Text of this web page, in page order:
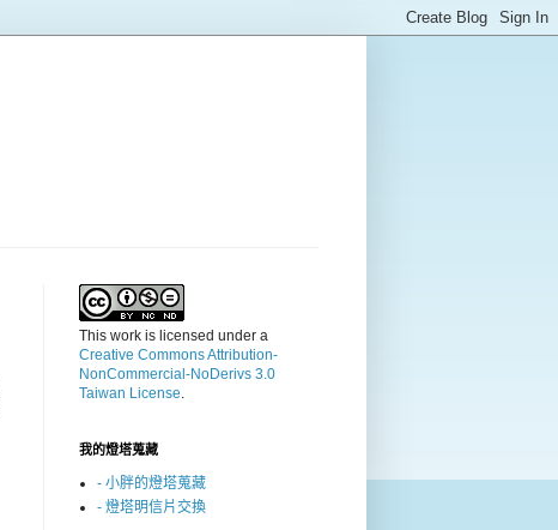
This work is licensed under a
Creative Commons Attribution-
NonCommercial-NoDerivs 3.0
Taiwan License.
我的燈塔蒐藏
- 小胖的燈塔蒐藏
- 燈塔明信片交換